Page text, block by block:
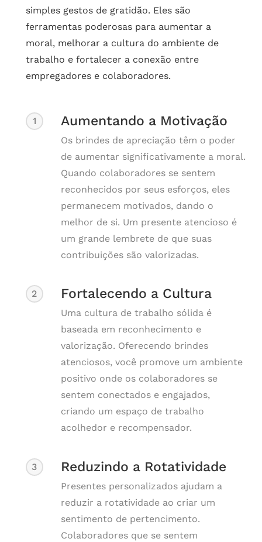
simples gestos de gratidão. Eles são
ferramentas poderosas para aumentar a
moral, melhorar a cultura do ambiente de
trabalho e fortalecer a conexão entre
empregadores e colaboradores.
1 Aumentando a Motivação
Os brindes de apreciação têm o poder
de aumentar significativamente a moral.
Quando colaboradores se sentem
reconhecidos por seus esforços, eles
permanecem motivados, dando o
melhor de si. Um presente atencioso é
um grande lembrete de que suas
contribuições são valorizadas.
2 Fortalecendo a Cultura
Uma cultura de trabalho sólida é
baseada em reconhecimento e
valorização. Oferecendo brindes
atenciosos, você promove um ambiente
positivo onde os colaboradores se
sentem conectados e engajados,
criando um espaço de trabalho
acolhedor e recompensador.
3 Reduzindo a Rotatividade
Presentes personalizados ajudam a
reduzir a rotatividade ao criar um
sentimento de pertencimento.
Colaboradores que se sentem